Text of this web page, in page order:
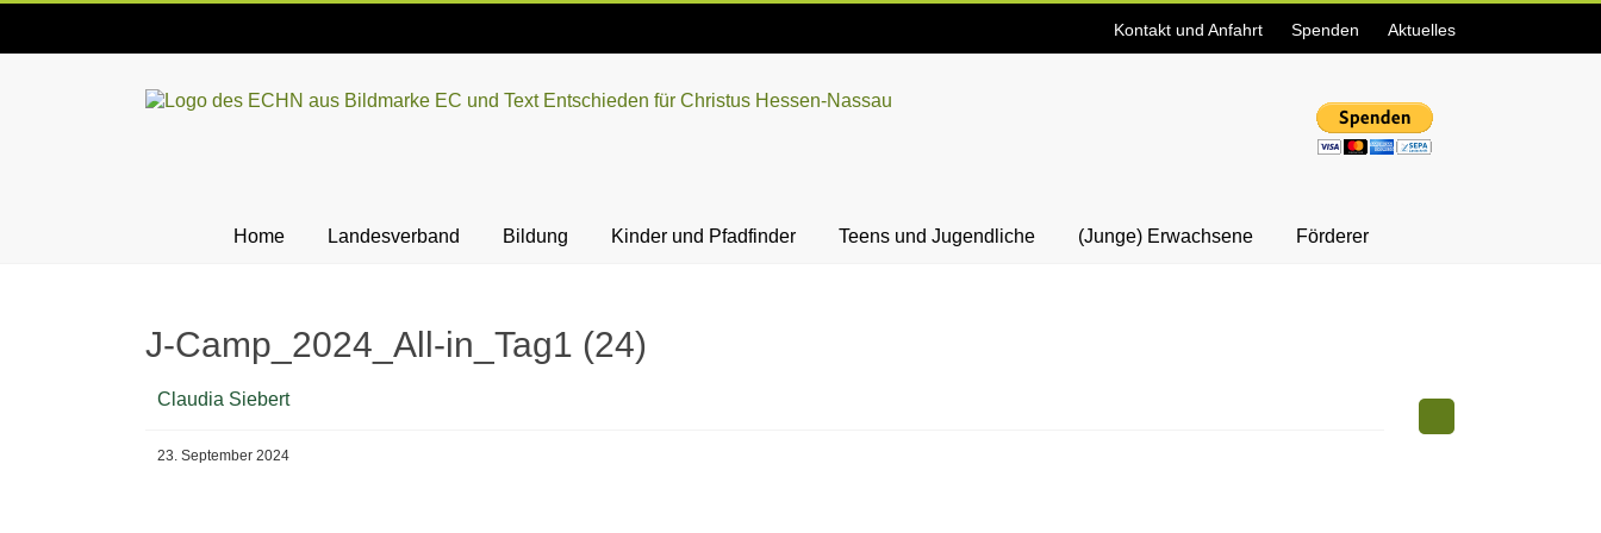
Kontakt und Anfahrt Spenden Aktuelles
ECHN
Home Landesverband Bildung Kinder und Pfadfinder Teens und Jugendliche (Junge) Erwachsene Förderer
J-Camp_2024_All-in_Tag1 (24)
Claudia Siebert
23. September 2024